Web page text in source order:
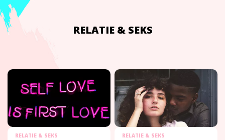
RELATIE & SEKS
RELATIE & SEKS RELATIE & SEKS